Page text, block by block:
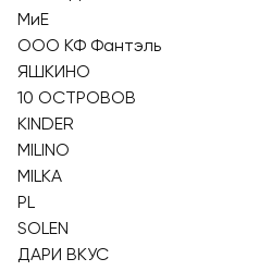
МиЕ
ООО КФ Фантэль
ЯШКИНО
10 ОСТРОВОВ
KINDER
MILINO
MILKA
PL
SOLEN
ДАРИ ВКУС